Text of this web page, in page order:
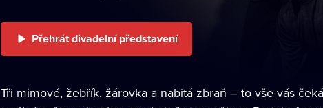
Přehrát divadelní představení
Tři mimové, žebřík, žárovka a nabitá zbraň –⁠ to vše vás